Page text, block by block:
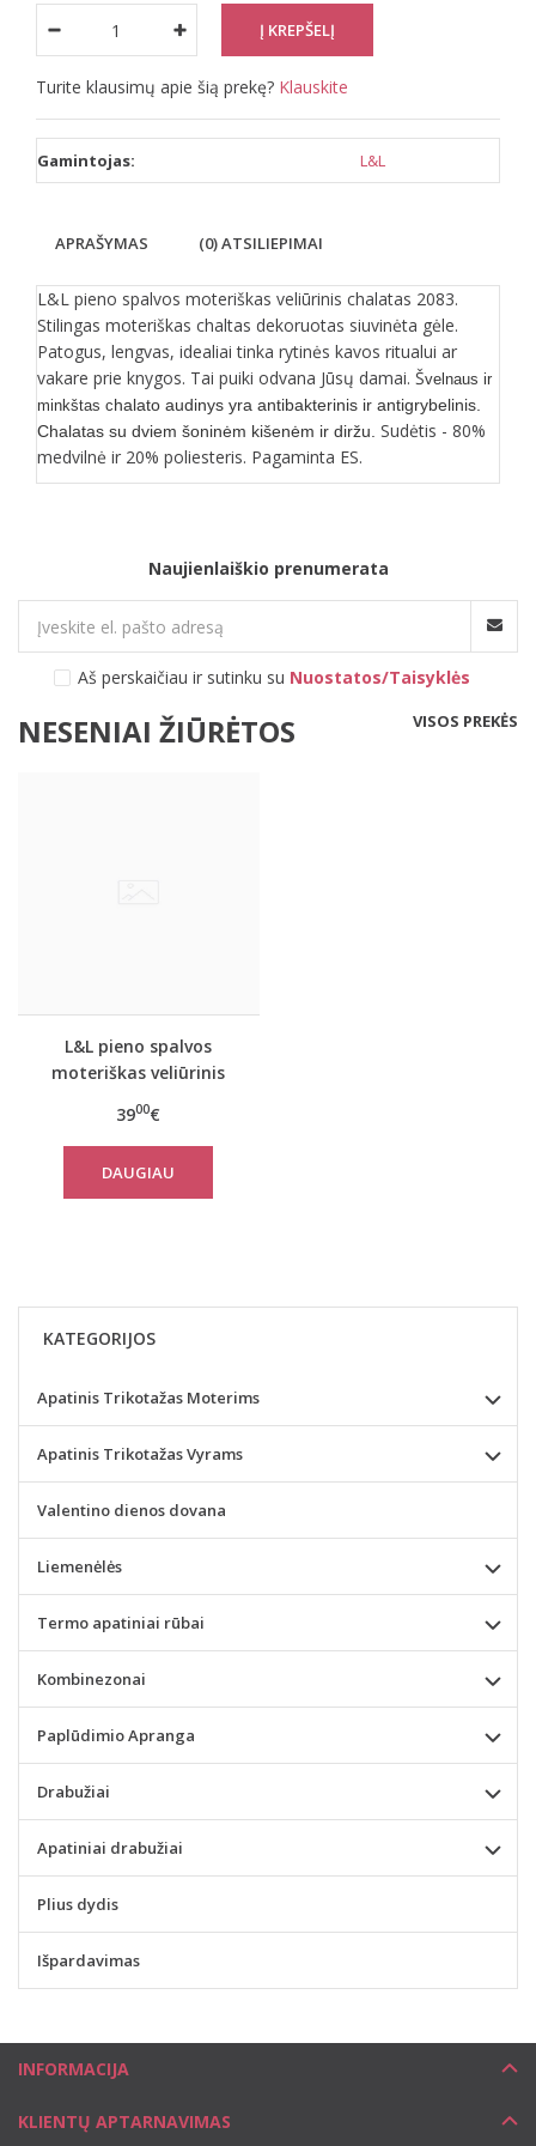
Turite klausimų apie šią prekę? Klauskite
Gamintojas: L&L
APRAŠYMAS (0) ATSILIEPIMAI
L&L pieno spalvos moteriškas veliūrinis chalatas 2083.
Stilingas moteriškas chaltas dekoruotas siuvinėta gėle.
Patogus, lengvas, idealiai tinka rytinės kavos ritualui ar
vakare prie knygos. Tai puiki odvana Jūsų damai. Švelnaus ir
minkštas chalato audinys yra antibakterinis ir antigrybelinis.
Chalatas su dviem šoninėm kišenėm ir diržu. Sudėtis - 80%
medvilnė ir 20% poliesteris. Pagaminta ES.
Naujienlaiškio prenumerata
Aš perskaičiau ir sutinku su Nuostatos/Taisyklės
NESENIAI ŽIŪRĖTOS VISOS PREKĖS
L&L pieno spalvos
moteriškas veliūrinis
3900€
DAUGIAU
KATEGORIJOS
Apatinis Trikotažas Moterims
Apatinis Trikotažas Vyrams
Valentino dienos dovana
Liemenėlės
Termo apatiniai rūbai
Kombinezonai
Paplūdimio Apranga
Drabužiai
Apatiniai drabužiai
Plius dydis
Išpardavimas
INFORMACIJA
KLIENTŲ APTARNAVIMAS